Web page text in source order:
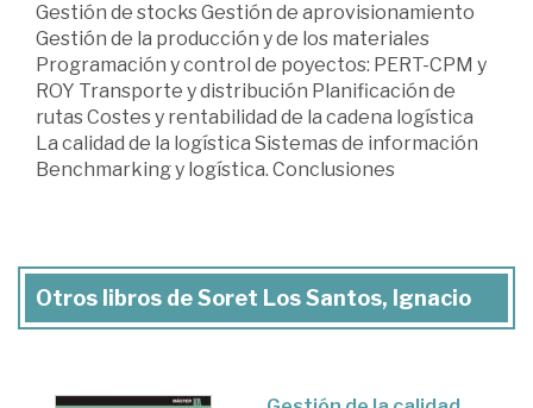
Gestión de stocks Gestión de aprovisionamiento
Gestión de la producción y de los materiales
Programación y control de poyectos: PERT-CPM y
ROY Transporte y distribución Planificación de
rutas Costes y rentabilidad de la cadena logística
La calidad de la logística Sistemas de información
Benchmarking y logística. Conclusiones
Otros libros de Soret Los Santos, Ignacio